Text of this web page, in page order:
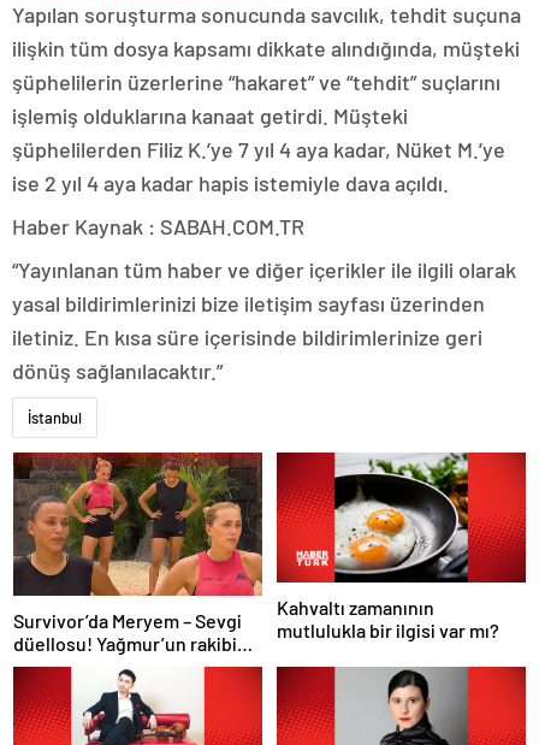
Yapılan soruşturma sonucunda savcılık, tehdit suçuna
ilişkin tüm dosya kapsamı dikkate alındığında, müşteki
şüphelilerin üzerlerine “hakaret” ve “tehdit” suçlarını
işlemiş olduklarına kanaat getirdi. Müşteki
şüphelilerden Filiz K.’ye 7 yıl 4 aya kadar, Nüket M.’ye
ise 2 yıl 4 aya kadar hapis istemiyle dava açıldı.
Haber Kaynak : SABAH.COM.TR
“Yayınlanan tüm haber ve diğer içerikler ile ilgili olarak
yasal bildirimlerinizi bize iletişim sayfası üzerinden
iletiniz. En kısa süre içerisinde bildirimlerinize geri
dönüş sağlanılacaktır.”
İstanbul
Survivor’da Meryem – Sevgi
düellosu! Yağmur’un rakibi
belli oldu
Kahvaltı zamanının
mutlulukla bir ilgisi var mı?